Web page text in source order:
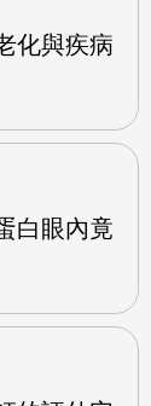
化與疾病
白眼內竟